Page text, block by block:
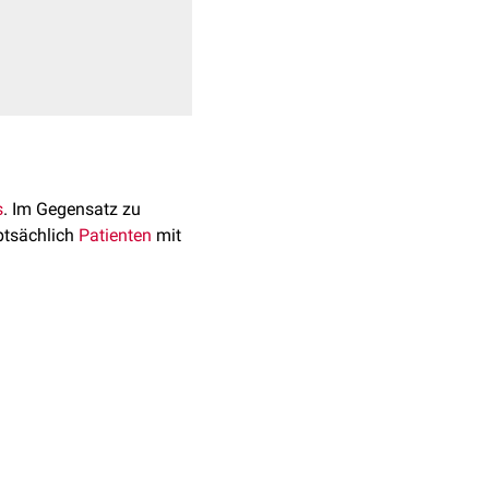
. Im Gegensatz zu
Patienten mit